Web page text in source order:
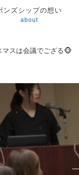
ンズシップの想い
about
マスは会議でござる🐵